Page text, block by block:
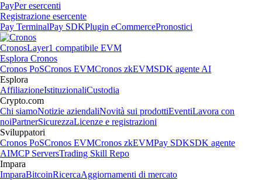
PayPer esercenti
Registrazione esercente
Pay TerminalPay SDKPlugin eCommercePronostici
CronosLayer1 compatibile EVM
Esplora Cronos
Cronos PoSCronos EVMCronos zkEVMSDK agente AI
Esplora
AffiliazioneIstituzionaliCustodia
Crypto.com
Chi siamoNotizie aziendaliNovità sui prodottiEventiLavora con
noiPartnerSicurezzaLicenze e registrazioni
Sviluppatori
Cronos PoSCronos EVMCronos zkEVMPay SDKSDK agente
AIMCP ServersTrading Skill Repo
Impara
ImparaBitcoinRicercaAggiornamenti di mercato